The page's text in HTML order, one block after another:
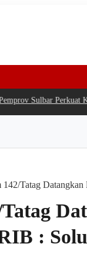
Sulbar Perkuat
142/Tatag
: